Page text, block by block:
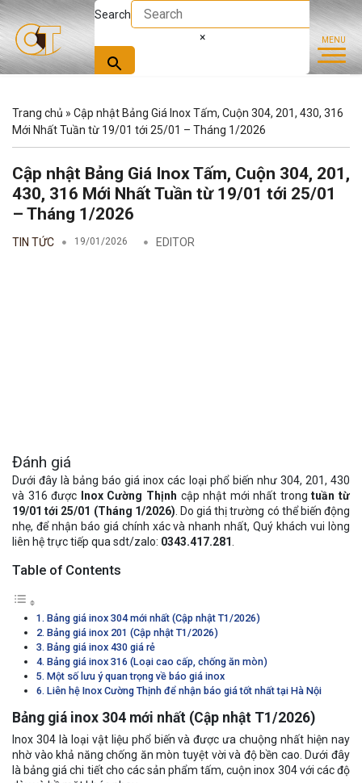
Search
×
Trang chủ » Cập nhật Bảng Giá Inox Tấm, Cuộn 304, 201, 430, 316
Mới Nhất Tuần từ 19/01 tới 25/01 – Tháng 1/2026
Cập nhật Bảng Giá Inox Tấm, Cuộn 304, 201,
430, 316 Mới Nhất Tuần từ 19/01 tới 25/01
– Tháng 1/2026
TIN TỨC 19/01/2026 EDITOR
Đánh giá
Dưới đây là bảng báo giá inox các loại phổ biến như 304, 201, 430
và 316 được
Inox Cường Thịnh cập nhật mới nhất trongtuần từ
19/01 tới 25/01 (Tháng 1/2026) . Do giá thị trường có thể biến động
nhẹ, để nhận báo giá chính xác và nhanh nhất, Quý khách vui lòng
liên hệ trực tiếp qua sdt/zalo: 0343.417.281
Table of Contents
Bảng giá inox 304 mới nhất (Cập nhật T1/2026)
Bảng giá inox 201 (Cập nhật T1/2026)
Bảng giá inox 430 giá rẻ
Bảng giá inox 316 (Loại cao cấp, chống ăn mòn)
Một số lưu ý quan trọng về báo giá inox
Liên hệ Inox Cường Thịnh để nhận báo giá tốt nhất tại Hà Nội
Bảng giá inox 304 mới nhất (Cập nhật T1/2026)
Inox 304 là loại vật liệu phổ biến và được ưa chuộng nhất hiện nay
nhờ vào khả năng chống ăn mòn tuyệt vời và độ bền cao. Dưới đây
là bảng giá chi tiết cho các sản phẩm tấm, cuộn inox 304 với các độ